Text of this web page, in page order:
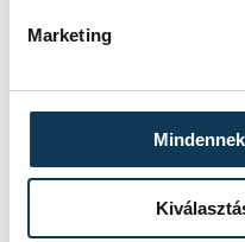
Marketing